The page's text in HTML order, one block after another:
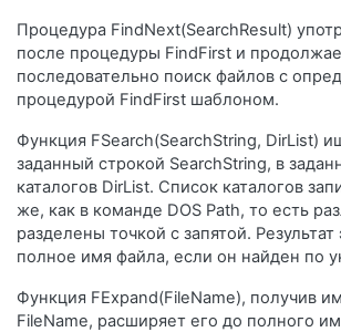
Процедура FindNext(SearchResult)
после процедуры FindFirst и
последовательно поиск файлов с
процедурой FindFirst шаблоном.
Функция FSearch(SearchString, DirList)
заданный строкой SearchString, в
каталогов DirList. Список каталогов
же, как в команде DOS Path, то есть
разделены точкой с запятой.
полное имя файла, если он найден по
Функция FExpand(FileName), получив
FileName, расширяет его до полного